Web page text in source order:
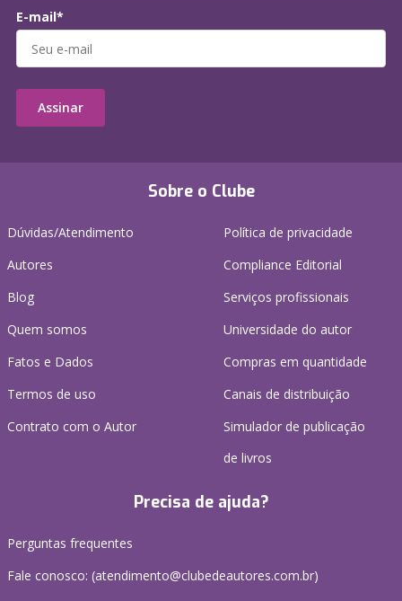
Sobre o Clube
Dúvidas/Atendimento
Autores
Blog
Quem somos
Fatos e Dados
Termos de uso
Contrato com o Autor
Política de privacidade
Compliance Editorial
Serviços profissionais
Universidade do autor
Compras em quantidade
Canais de distribuição
Simulador de publicação
de livros
Precisa de ajuda?
Perguntas frequentes
Fale conosco: (atendimento@clubedeautores.com.br)
E-mail*
Assinar